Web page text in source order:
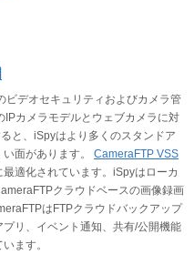
ビデオセキュリティおよびカメラ管
カメラモデルとウェブカメラに対
と、iSpyはより多くのスタンドア
面があります。 CameraFTP VSS
適化されています。iSpyはローカ
クラウドベースの画像録画
はFTPクラウドバックアップ
リ、イベント通知、共有/公開機能
ます。